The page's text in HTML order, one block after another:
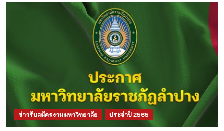
ข่าวรับสมัครงานมหาวิทยาลัย ประจำปี 2565